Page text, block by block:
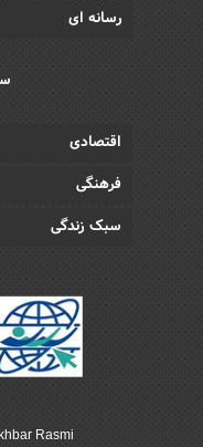
رسانه ای
اقتصادی
فرهنگی
سبک زندگی
Rasmi